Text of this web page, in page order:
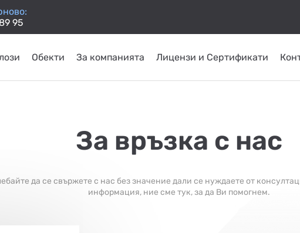
95
Обекти За компанията Лицензи и Сертификати
За връзка с нас
да се свържете с нас без значение дали се нуждаете от
информация, ние сме тук, за да Ви помогнем.